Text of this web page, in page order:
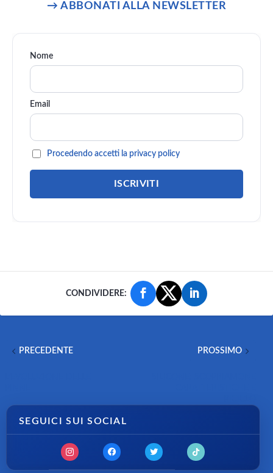
→ ABBONATI ALLA NEWSLETTER
Nome
Email
Procedendo accetti la privacy policy
CONDIVIDERE:
PRECEDENTE PROSSIMO
SEGUICI SUI SOCIAL